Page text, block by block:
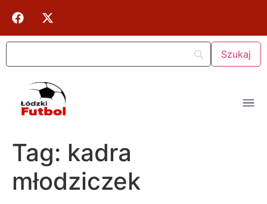
Tag: kadra
młodziczek